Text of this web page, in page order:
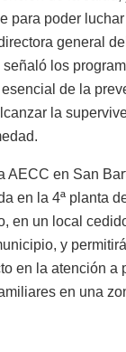
para poder
general
los
de la
la
AECC en San
en la 4ª planta
en un local
y
en la atención a
en una